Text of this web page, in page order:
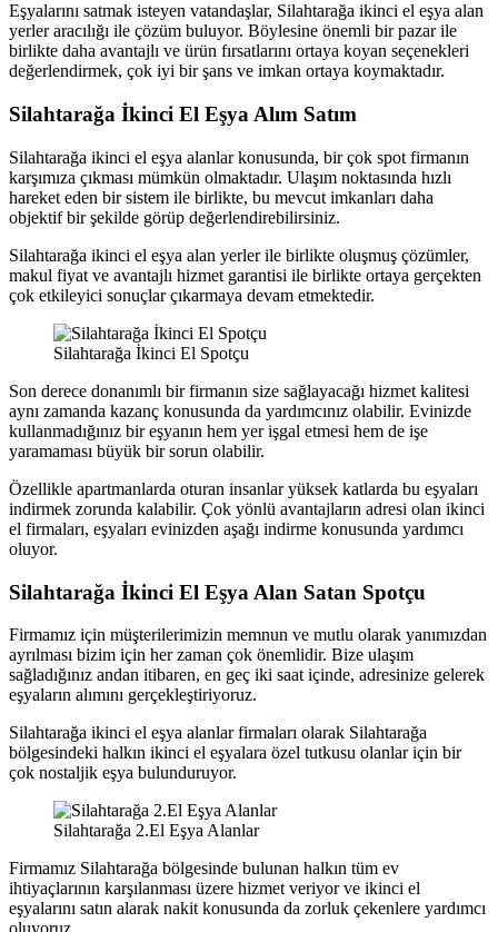
Eşyalarını satmak isteyen vatandaşlar, Silahtarağa ikinci el eşya alan
yerler aracılığı ile çözüm buluyor. Böylesine önemli bir pazar ile
birlikte daha avantajlı ve ürün fırsatlarını ortaya koyan seçenekleri
değerlendirmek, çok iyi bir şans ve imkan ortaya koymaktadır.
Silahtarağa İkinci El Eşya Alım Satım
Silahtarağa ikinci el eşya alanlar konusunda, bir çok spot firmanın
karşımıza çıkması mümkün olmaktadır. Ulaşım noktasında hızlı
hareket eden bir sistem ile birlikte, bu mevcut imkanları daha
objektif bir şekilde görüp değerlendirebilirsiniz.
Silahtarağa ikinci el eşya alan yerler ile birlikte oluşmuş çözümler,
makul fiyat ve avantajlı hizmet garantisi ile birlikte ortaya gerçekten
çok etkileyici sonuçlar çıkarmaya devam etmektedir.
Silahtarağa İkinci El Spotçu
Son derece donanımlı bir firmanın size sağlayacağı hizmet kalitesi
aynı zamanda kazanç konusunda da yardımcınız olabilir. Evinizde
kullanmadığınız bir eşyanın hem yer işgal etmesi hem de işe
yaramaması büyük bir sorun olabilir.
Özellikle apartmanlarda oturan insanlar yüksek katlarda bu eşyaları
indirmek zorunda kalabilir. Çok yönlü avantajların adresi olan ikinci
el firmaları, eşyaları evinizden aşağı indirme konusunda yardımcı
oluyor.
Silahtarağa İkinci El Eşya Alan Satan Spotçu
Firmamız için müşterilerimizin memnun ve mutlu olarak yanımızdan
ayrılması bizim için her zaman çok önemlidir. Bize ulaşım
sağladığınız andan itibaren, en geç iki saat içinde, adresinize gelerek
eşyaların alımını gerçekleştiriyoruz.
Silahtarağa ikinci el eşya alanlar firmaları olarak Silahtarağa
bölgesindeki halkın ikinci el eşyalara özel tutkusu olanlar için bir
çok nostaljik eşya bulunduruyor.
Silahtarağa 2.El Eşya Alanlar
Firmamız Silahtarağa bölgesinde bulunan halkın tüm ev
ihtiyaçlarının karşılanması üzere hizmet veriyor ve ikinci el
eşyalarını satın alarak nakit konusunda da zorluk çekenlere yardımcı